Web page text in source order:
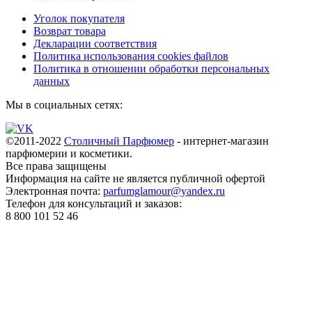
Уголок покупателя
Возврат товара
Декларации соответствия
Политика использования cookies файлов
Политика в отношении обработки персональных
данных
Мы в социальных сетях:
©2011-2022 Столичный Парфюмер - интернет-магазин
парфюмерии и косметики.
Все права защищены
Информация на сайте не является публичной офертой
Электронная почта: parfumglamour@yandex.ru
Телефон для консультаций и заказов:
8 800 101 52 46